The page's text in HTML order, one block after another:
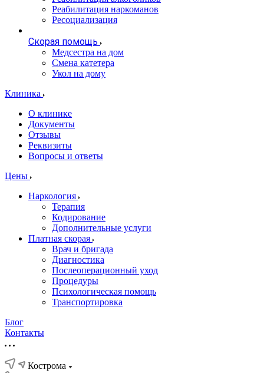
Реабилитация наркоманов
Ресоциализация
Скорая помощь
Медсестра на дом
Смена катетера
Укол на дому
Клиника
О клинике
Документы
Отзывы
Реквизиты
Вопросы и ответы
Цены
Наркология
Терапия
Кодирование
Дополнительные услуги
Платная скорая
Врач и бригада
Диагностика
Послеоперационный уход
Процедуры
Психологическая помощь
Транспортировка
Блог
Контакты
Кострома